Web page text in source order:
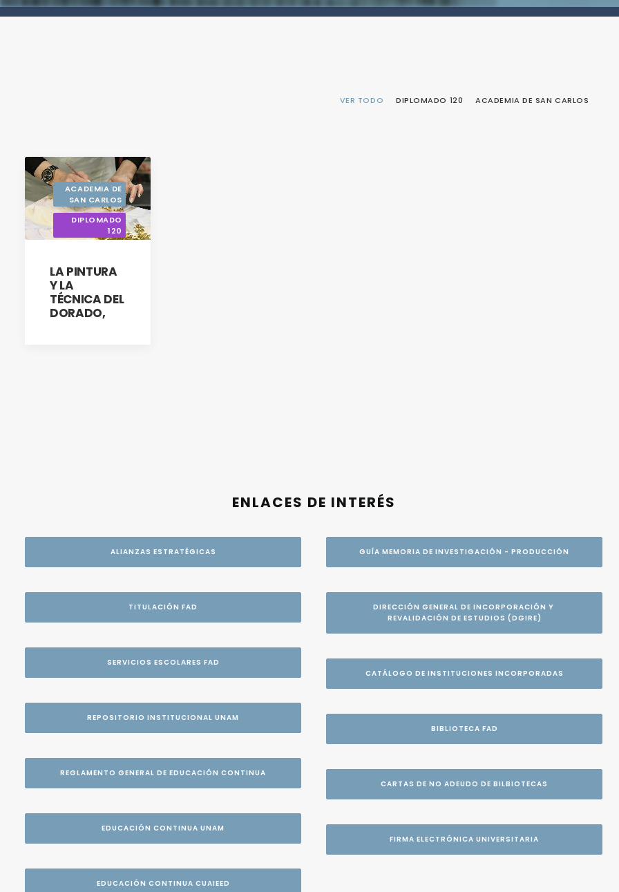
VER TODO DIPLOMADO 120 ACADEMIA DE SAN CARLOS
ACADEMIA DE
SAN CARLOS
DIPLOMADO
120
LA PINTURA
Y LA
TÉCNICA DEL
DORADO,
ENLACES DE INTERÉS
ALIANZAS ESTRATÉGICAS
TITULACIÓN FAD
SERVICIOS ESCOLARES FAD
REPOSITORIO INSTITUCIONAL UNAM
REGLAMENTO GENERAL DE EDUCACIÓN CONTINUA
EDUCACIÓN CONTINUA UNAM
EDUCACIÓN CONTINUA CUAIEED
GUÍA MEMORIA DE INVESTIGACIÓN - PRODUCCIÓN
DIRECCIÓN GENERAL DE INCORPORACIÓN Y
REVALIDACIÓN DE ESTUDIOS (DGIRE)
CATÁLOGO DE INSTITUCIONES INCORPORADAS
BIBLIOTECA FAD
CARTAS DE NO ADEUDO DE BILBIOTECAS
FIRMA ELECTRÓNICA UNIVERSITARIA